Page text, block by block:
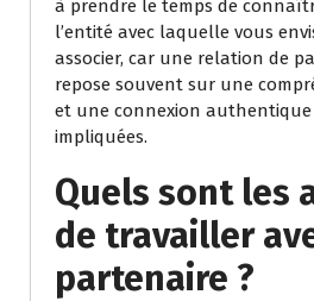
à prendre le temps de
l’entité avec laquelle vous
associer, car une relation de
repose souvent sur une
et une connexion
impliquées.
Quels sont les
de travailler
partenaire ?